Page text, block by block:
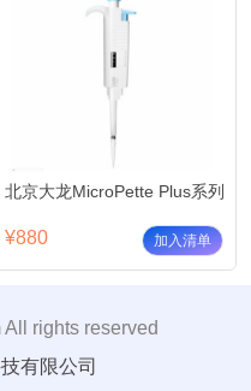
液器0.1-2.5ul
北京大龙MicroPette Plus系列可
¥880 加入清单
rights reserved
有限公司